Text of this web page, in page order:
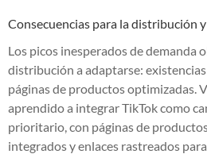
Consecuencias para la distribución
Los picos inesperados de demanda
distribución a adaptarse:
páginas de productos optimizadas.
aprendido a integrar TikTok como
prioritario, con páginas de
integrados y enlaces rastreados